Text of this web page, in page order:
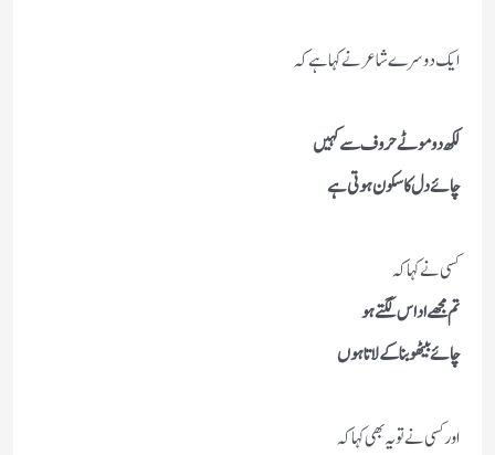
ایک دوسرے شاعر نے کہا ہے کہ
لکھ دو موٹے حروف سے کہیں
چائے دل کا سکون ہوتی ہے
کسی نے کہا کہ
تم مجھے اداس لگتے ہو
چائے بیٹھو بنا کے لاتا ہوں
اور کسی نے تو یہ بھی کہا کہ